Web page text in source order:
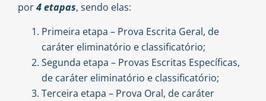
por4 etapas, sendo elas:
Primeira etapa – Prova Escrita Geral, de
caráter eliminatório e classificatório;
Segunda etapa – Provas Escritas Específicas,
de caráter eliminatório e classificatório;
Terceira etapa – Prova Oral, de caráter